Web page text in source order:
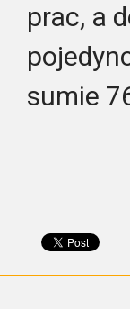
prac, a
sumie